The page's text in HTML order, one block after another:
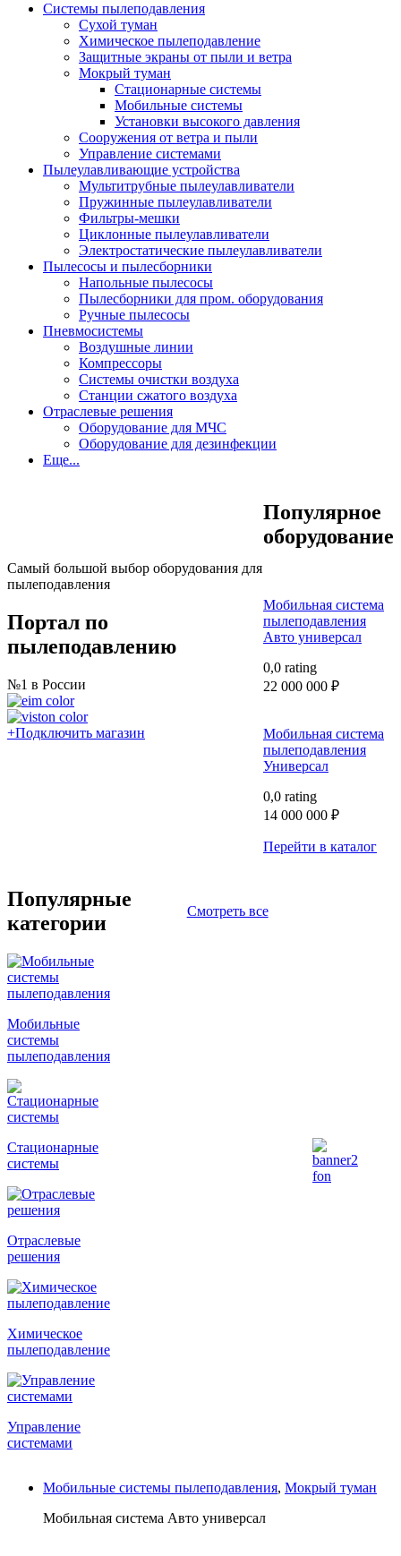
Системы пылеподавления
Сухой туман
Химическое пылеподавление
Защитные экраны от пыли и ветра
Мокрый туман
Стационарные системы
Мобильные системы
Установки высокого давления
Сооружения от ветра и пыли
Управление системами
Пылеулавливающие устройства
Мультитрубные пылеулавливатели
Пружинные пылеулавливатели
Фильтры-мешки
Циклонные пылеулавливатели
Электростатические пылеулавливатели
Пылесосы и пылесборники
Напольные пылесосы
Пылесборники для пром. оборудования
Ручные пылесосы
Пневмосистемы
Воздушные линии
Компрессоры
Системы очистки воздуха
Станции сжатого воздуха
Отраслевые решения
Оборудование для МЧС
Оборудование для дезинфекции
Еще...
Самый большой выбор оборудования для
пылеподавления
Портал по
пылеподавлению
№1 в России
+Подключить магазин
Популярное
оборудование
Мобильная система
пылеподавления
Авто универсал
0,0 rating
22 000 000 ₽
Мобильная система
пылеподавления
Универсал
0,0 rating
14 000 000 ₽
Перейти в каталог
Популярные
категории
Смотреть все
Мобильные
системы
пылеподавления
Стационарные
системы
Отраслевые
решения
Химическое
пылеподавление
Управление
системами
Мобильные системы пылеподавления, Мокрый туман
Мобильная система Авто универсал